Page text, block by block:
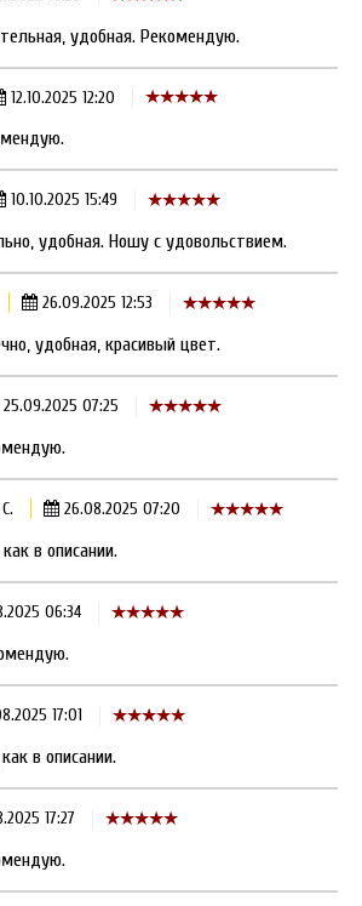
удобная. Рекомендую.
12.10.2025 12:20
10.10.2025 15:49
удобная. Ношу с удовольствием.
26.09.2025 12:53
удобная, красивый цвет.
25.09.2025 07:25
26.08.2025 07:20
в описании.
06:34
17:01
в описании.
17:27